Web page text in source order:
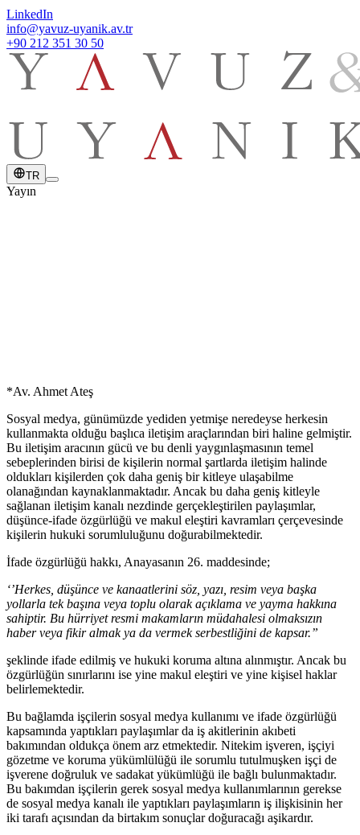
LinkedIn
info@yavuz-uyanik.av.tr
+90 212 351 30 50
TR
Yayın
*Av. Ahmet Ateş
Sosyal medya, günümüzde yediden yetmişe neredeyse herkesin
kullanmakta olduğu başlıca iletişim araçlarından biri haline gelmiştir.
Bu iletişim aracının gücü ve bu denli yaygınlaşmasının temel
sebeplerinden birisi de kişilerin normal şartlarda iletişim halinde
oldukları kişilerden çok daha geniş bir kitleye ulaşabilme
olanağından kaynaklanmaktadır. Ancak bu daha geniş kitleyle
sağlanan iletişim kanalı nezdinde gerçekleştirilen paylaşımlar,
düşünce-ifade özgürlüğü ve makul eleştiri kavramları çerçevesinde
kişilerin hukuki sorumluluğunu doğurabilmektedir.
İfade özgürlüğü hakkı, Anayasanın 26. maddesinde;
‘’Herkes, düşünce ve kanaatlerini söz, yazı, resim veya başka
yollarla tek başına veya toplu olarak açıklama ve yayma hakkına
sahiptir. Bu hürriyet resmi makamların müdahalesi olmaksızın
haber veya fikir almak ya da vermek serbestliğini de kapsar.”
şeklinde ifade edilmiş ve hukuki koruma altına alınmıştır. Ancak bu
özgürlüğün sınırlarını ise yine makul eleştiri ve yine kişisel haklar
belirlemektedir.
Bu bağlamda işçilerin sosyal medya kullanımı ve ifade özgürlüğü
kapsamında yaptıkları paylaşımlar da iş akitlerinin akıbeti
bakımından oldukça önem arz etmektedir. Nitekim işveren, işçiyi
gözetme ve koruma yükümlülüğü ile sorumlu tutulmuşken işçi de
işverene doğruluk ve sadakat yükümlüğü ile bağlı bulunmaktadır.
Bu bakımdan işçilerin gerek sosyal medya kullanımlarının gerekse
de sosyal medya kanalı ile yaptıkları paylaşımların iş ilişkisinin her
iki tarafı açısından da birtakım sonuçlar doğuracağı aşikardır.